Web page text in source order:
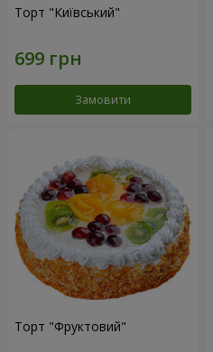
Торт "Київський"
Замовити
Торт "Фруктовий"